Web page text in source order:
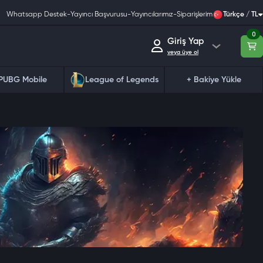
Whatsapp Destek-Yayıncı Başvurusu-Yayıncılarımız-Siparişlerim Türkçe / TL
Giriş Yap
veya üye ol
0
PUBG Mobile League of Legends + Bakiye Yükle